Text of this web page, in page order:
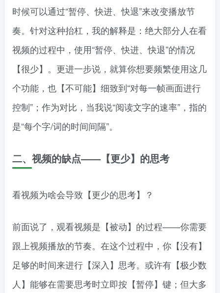
时候可以通过“暂停、快进、快退”来改变播放节
奏。针对这种抬杠，我的解释是：绝大部分人在看
视频的过程中，使用“暂停、快进、快退”的情况
【很少】。更进一步说，就算你想要频繁使用这几
个功能，也【不可能】细致到“对每一帧画面进行
控制”；作为对比，当我说“阅读文字的速率”，指的
是“每个字/词的时间间隔”。
二、视频的缺点——【更少】的思考
看视频为啥会导致【更少的思考】？
前面说了，观看视频是【被动】的过程——你需要
跟上视频播放的节奏。在这个过程中，你【没有】
足够的时间来进行【深入】思考。或许有【极少数
人】能够在需要思考时立即按【暂停】键；但大多